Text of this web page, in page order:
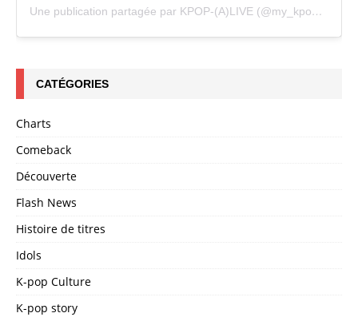
Une publication partagée par KPOP-(A)LIVE (@my_kpopalive)
CATÉGORIES
Charts
Comeback
Découverte
Flash News
Histoire de titres
Idols
K-pop Culture
K-pop story